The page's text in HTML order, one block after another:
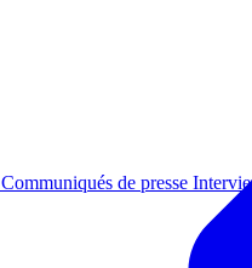
Communiqués de presse